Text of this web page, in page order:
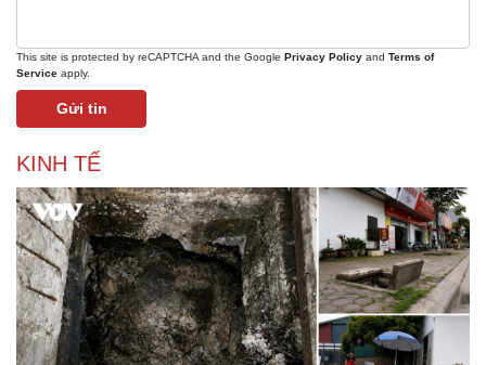
Thể thao
Bóng đá
Lịch thi đấu bóng đá
eSports
Ô tô - Xe máy
This site is protected by reCAPTCHA and the Google Privacy Policy and Terms of
Service apply.
Gửi tin
KINH TẾ